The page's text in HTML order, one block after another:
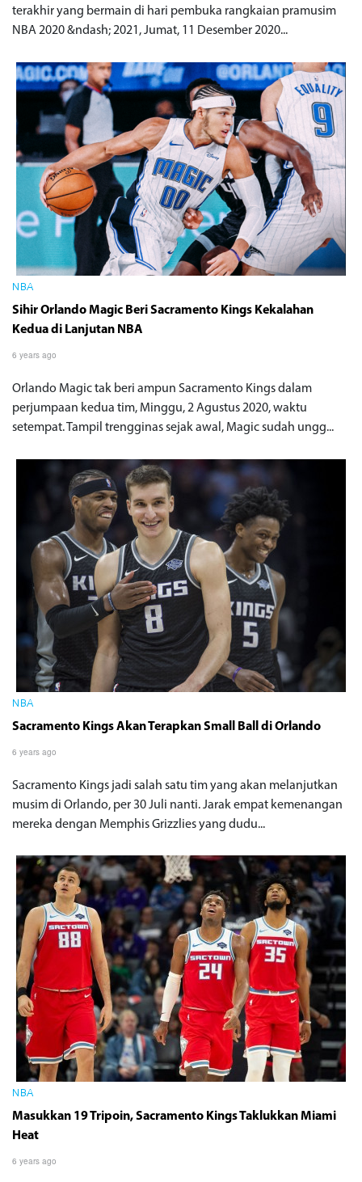
terakhir yang bermain di hari pembuka rangkaian pramusim
NBA 2020 &ndash; 2021, Jumat, 11 Desember 2020...
NBA
Sihir Orlando Magic Beri Sacramento Kings Kekalahan
Kedua di Lanjutan NBA
6 years ago
Orlando Magic tak beri ampun Sacramento Kings dalam
perjumpaan kedua tim, Minggu, 2 Agustus 2020, waktu
setempat. Tampil trengginas sejak awal, Magic sudah ungg...
NBA
Sacramento Kings Akan Terapkan Small Ball di Orlando
6 years ago
Sacramento Kings jadi salah satu tim yang akan melanjutkan
musim di Orlando, per 30 Juli nanti. Jarak empat kemenangan
mereka dengan Memphis Grizzlies yang dudu...
NBA
Masukkan 19 Tripoin, Sacramento Kings Taklukkan Miami
Heat
6 years ago